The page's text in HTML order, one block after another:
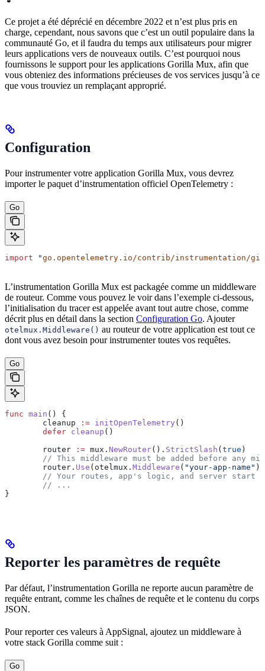
Ce projet a été déprécié en décembre 2022 et n’est plus pris en
charge, cependant, nous savons que c’est un outil populaire dans la
communauté Go, et il faudra du temps aux utilisateurs pour migrer
leurs applications vers de nouveaux outils. C’est pourquoi nous
fournissons le support pour les applications Gorilla Mux, afin que
vous obteniez des informations précieuses de vos services jusqu’à ce
que vous trouviez un remplaçant approprié.
Configuration
Pour instrumenter votre application Gorilla Mux, vous devrez
importer le paquet d’instrumentation officiel OpenTelemetry :
Go
import "go.opentelemetry.io/contrib/instrumentation/
L’instrumentation Gorilla Mux est packagée comme un middleware
de routeur. Comme vous pouvez le voir dans l’exemple ci-dessous,
l’initialisation du tracer est appelée avant tout autre chose, comme
décrit plus en détail dans la section Configuration Go. Ajouter
otelmux.Middleware() au routeur de votre application est tout ce
dont vous avez besoin pour instrumenter toutes vos requêtes.
Go
func main () {
	cleanup
:= initOpenTelemetry ()
	defer
cleanup ()
	router
:= mux . NewRouter(). StrictSlash (true )
// This middleware must be added before any
	router
. Use ( otelmux . Middleware ( "your-app-name" ))
// Your routes, app's logic, and server start
	// ...
}
Reporter les paramètres de requête
Par défaut, l’instrumentation Gorilla ne reporte aucun paramètre de
requête entrant, comme les chaînes de requête et le contenu du corps
JSON.
Pour reporter ces valeurs à AppSignal, ajoutez un middleware à
votre stack Gorilla comme suit :
Go